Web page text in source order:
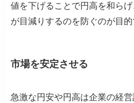
値を下げることで円高を和ら
が目減りするのを防ぐのが目的
市場を安定させる
急激な円安や円高は企業の経